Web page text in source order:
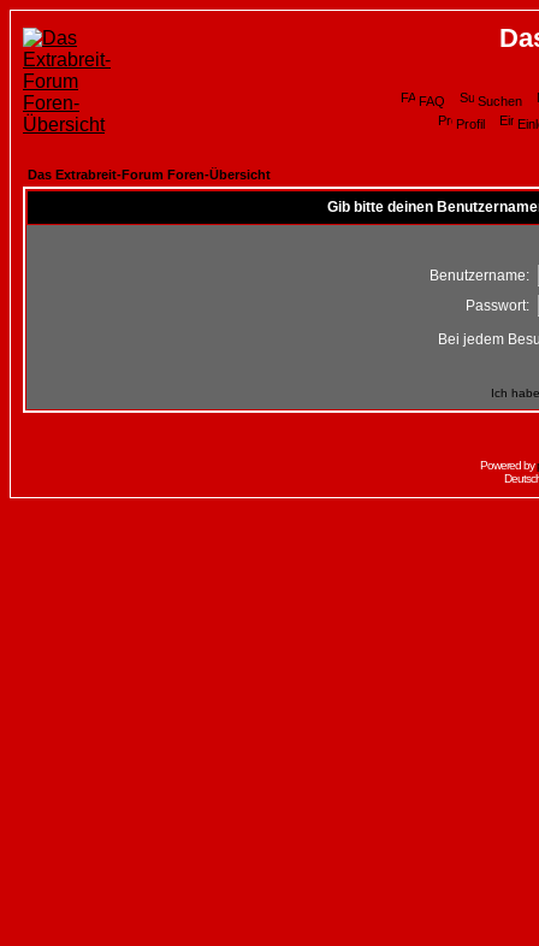
FAQ
Suchen
Profil
Das Extrabreit-Forum Foren-Übersicht
Gib bitte deinen
Benutzername:
Passwort:
Bei jedem
Ich
Powered by